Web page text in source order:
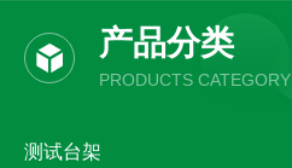
产品分类
PRODUCTS CATEGORY
测试台架